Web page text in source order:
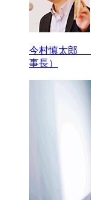
今村慎太郎
事長）